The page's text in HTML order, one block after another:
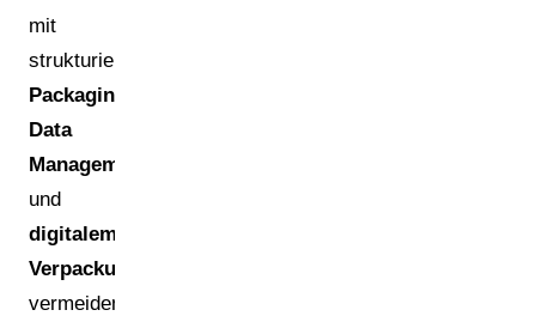
mit
strukturiertem
Packaging
Data
Management
und
digitalem
Verpackungsmanagement
vermeiden.